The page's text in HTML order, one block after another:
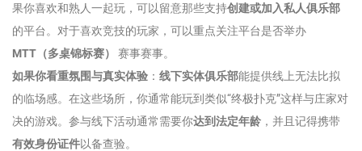
果你喜欢和熟人一起玩，可以留意那些支持创建或加入私人俱乐部
的平台。对于喜欢竞技的玩家，可以重点关注平台是否举办
MTT（多桌锦标赛）
赛事赛事。
如果你看重氛围与真实体验 ： 线下实体俱乐部能提供线上无法比拟
的临场感。在这些场所，你通常能玩到类似“终极扑克”这样与庄家对
决的游戏。参与线下活动通常需要你达到法定年龄 ，并且记得携带
有效身份证件以备查验。